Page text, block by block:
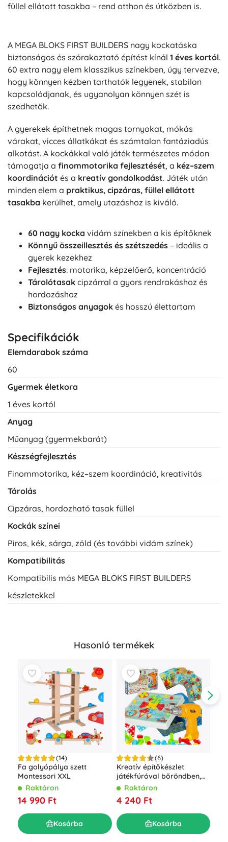
füllel ellátott tasakba – rend otthon és útközben is.
A MEGA BLOKS FIRST BUILDERS nagy kockatáska
biztonságos és szórakoztató építést kínál 1 éves kortól.
60 extra nagy elem klasszikus színekben, úgy tervezve,
hogy könnyen kézben tarthatók legyenek, stabilan
kapcsolódjanak, és ugyanolyan könnyen szét is
szedhetők.
A gyerekek építhetnek magas tornyokat, mókás
várakat, vicces állatkákat és számtalan fantáziadús
alkotást. A kockákkal való játék természetes módon
támogatja a finommotorika fejlesztését, a kéz–szem
koordinációt és a kreatív gondolkodást. Játék után
minden elem a praktikus, cipzáras, füllel ellátott
tasakba kerülhet, amely utazáshoz is kiváló.
60 nagy kocka vidám színekben a kis építőknek
Könnyű összeillesztés és szétszedés – ideális a
gyerek kezekhez
Fejlesztés: motorika, képzelőerő, koncentráció
Tárolótasak cipzárral a gyors rendrakáshoz és
hordozáshoz
Biztonságos anyagok és hosszú élettartam
Specifikációk
Elemdarabok száma
60
Gyermek életkora
1 éves kortól
Anyag
Műanyag (gyermekbarát)
Készségfejlesztés
Finommotorika, kéz–szem koordináció, kreativitás
Tárolás
Cipzáras, hordozható tasak füllel
Kockák színei
Piros, kék, sárga, zöld (és további vidám színek)
Kompatibilitás
Kompatibilis más MEGA BLOKS FIRST BUILDERS
készletekkel
Hasonló termékek
(14)
Fa golyópálya szett
Montessori XXL
Raktáron
14 990 Ft
Kosárba
(6)
Kreatív építőkészlet
játékfúróval bőröndben,
261 darab
Raktáron
4 240 Ft
Kosárba